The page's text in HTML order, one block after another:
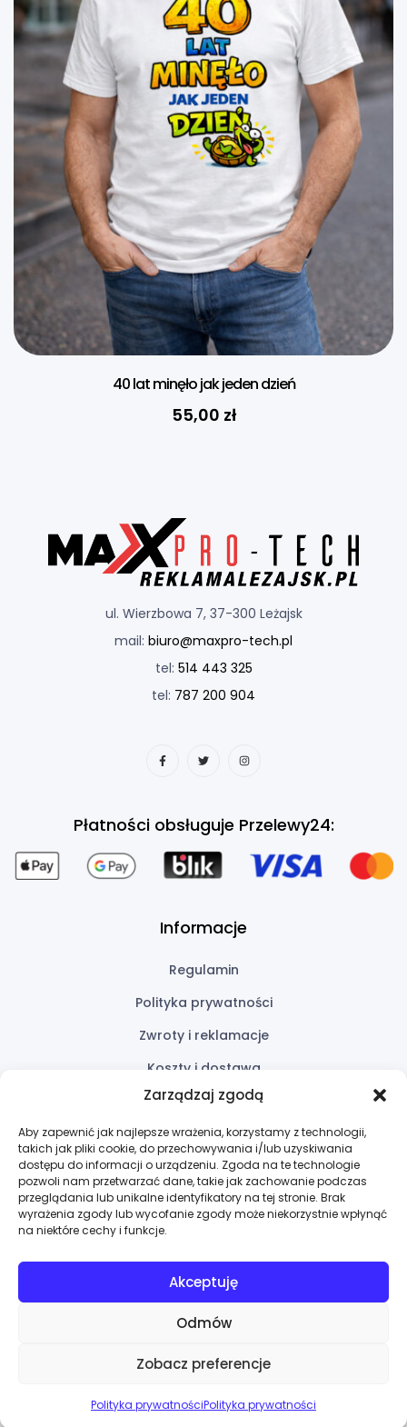
Zarządzaj zgodą
Aby zapewnić jak najlepsze wrażenia, korzystamy z technologii,
takich jak pliki cookie, do przechowywania i/lub uzyskiwania
dostępu do informacji o urządzeniu. Zgoda na te technologie
pozwoli nam przetwarzać dane, takie jak zachowanie podczas
przeglądania lub unikalne identyfikatory na tej stronie. Brak
wyrażenia zgody lub wycofanie zgody może niekorzystnie wpłynąć
na niektóre cechy i funkcje.
Akceptuję
Odmów
Zobacz preferencje
Polityka prywatnościPolityka prywatności
40 lat minęło jak jeden dzień
55,00 zł
ul. Wierzbowa 7, 37-300 Leżajsk
mail: biuro@maxpro-tech.pl
tel: 514 443 325
tel: 787 200 904
Informacje
Regulamin
Polityka prywatności
Zwroty i reklamacje
Koszty i dostawa
Przydatne linki
Oferta
Wycena
Płatności obsługuje Przelewy24: